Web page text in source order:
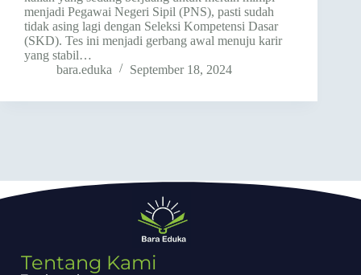
menjadi Pegawai Negeri Sipil (PNS), pasti sudah
tidak asing lagi dengan Seleksi Kompetensi Dasar
(SKD). Tes ini menjadi gerbang awal menuju karir
yang stabil…
bara.eduka
September 18, 2024
Tentang Kami